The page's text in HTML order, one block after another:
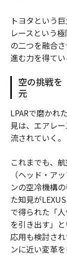
トヨタという
レースという
の二つを融合
進む力を得てい
空の挑戦を
元
LPARで磨かれ
見は、エアレ
流されていく。
これまでも、
（ヘッド・ア
ンの空冷機構
た知見が
で得られた「
を引き出す」
応用も検討さ
ンに近い変革